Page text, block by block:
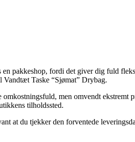
pakkeshop, fordi det giver dig fuld
Taske “Sjømat” Drybag.
men omvendt ekstremt
tilholdssted.
at du tjekker den forventede